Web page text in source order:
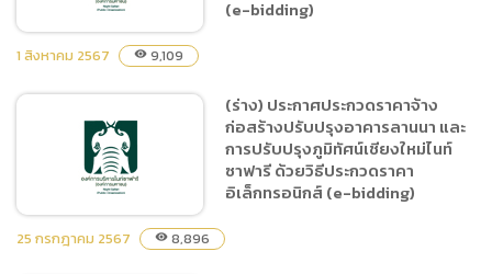
มหาชน) ประจำปีงบประมาณ
พ.ศ.2567 โดยวิธีประกาศ
เชิญชวนทั่วไป
ปรับปรุงกลุ่มอาคารลานนาและ
การปรับปรุงภูมิทัศน์เชียงใหม่
ไนท์ซาฟารี ด้วยวิธีประกวด
ราคาอิเล็กทรอนิกส์ (e-
bidding)
(e-bidding)
1 สิงหาคม 2567 visibility 9,109
(ร่าง) ประกาศประกวดราคาจ้าง
ก่อสร้างปรับปรุงอาคารลานนา และ
การปรับปรุงภูมิทัศน์เชียงใหม่ไนท์
ซาฟารี ด้วยวิธีประกวดราคา
อิเล็กทรอนิกส์ (e-bidding)
25 กรกฎาคม 2567 visibility 8,896